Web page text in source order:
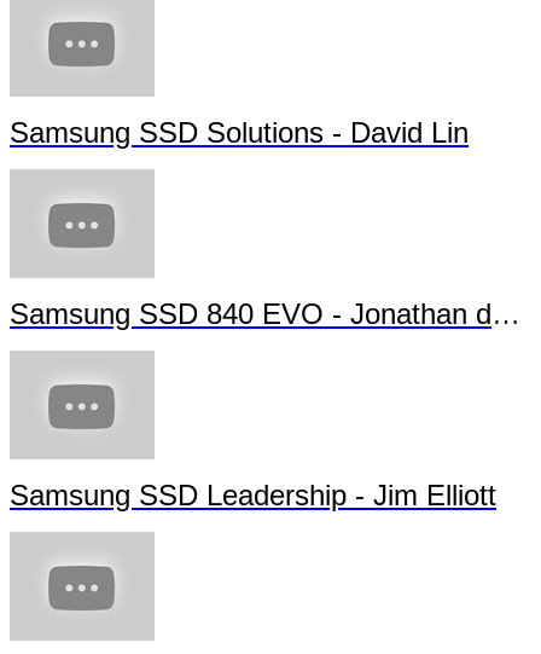
Samsung SSD Solutions - David Lin
Samsung SSD 840 EVO - Jonathan da Silva
Samsung SSD Leadership - Jim Elliott